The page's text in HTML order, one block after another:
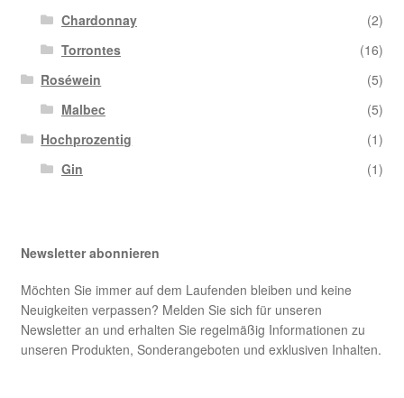
Chardonnay
(2)
Torrontes
(16)
Roséwein
(5)
Malbec
(5)
Hochprozentig
(1)
Gin
(1)
Newsletter abonnieren
Möchten Sie immer auf dem Laufenden bleiben und keine
Neuigkeiten verpassen? Melden Sie sich für unseren
Newsletter an und erhalten Sie regelmäßig Informationen zu
unseren Produkten, Sonderangeboten und exklusiven Inhalten.